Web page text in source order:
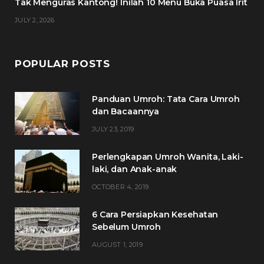
Tak Menguras Kantong! Inilah 10 Menu Buka Puasa Irit
JULY 2, 2026
POPULAR POSTS
Panduan Umroh: Tata Cara Umroh
dan Bacaannya
JULY 23, 2019
Perlengkapan Umroh Wanita, Laki-
laki, dan Anak-anak
OCTOBER 4, 2019
6 Cara Persiapkan Kesehatan
Sebelum Umroh
AUGUST 1, 2019